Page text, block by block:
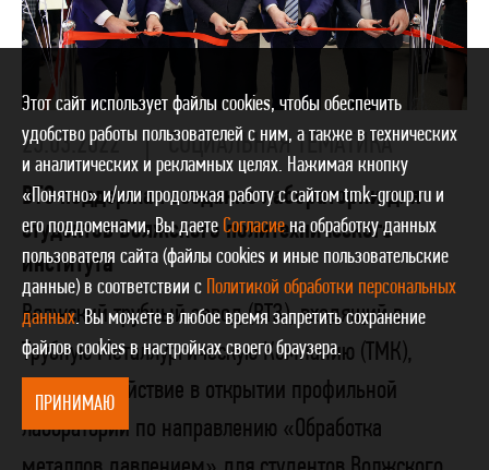
25.03.2022 СОЦИАЛЬНАЯ ТЕМАТИКА
ВТЗ поддержал создание лаборатории для
студентов Волжского политехнического
института
Волжский трубный завод (ВТЗ), входящий в
Трубную Металлургическую Компанию (ТМК),
оказал содействие в открытии профильной
лаборатории по направлению «Обработка
Этот сайт использует файлы cookies, чтобы обеспечить
удобство работы пользователей с ним, а также в технических
и аналитических и рекламных целях. Нажимая кнопку
«Понятно» и/или продолжая работу с сайтом tmk-group.ru и
его поддоменами, Вы даете Согласиена обработку данных
пользователя сайта (файлы cookies и иные пользовательские
данные) в соответствии с Политикой обработки персональных
данных. Вы можете в любое время запретить сохранение
файлов cookies в настройках своего браузера.
ПРИНИМАЮ